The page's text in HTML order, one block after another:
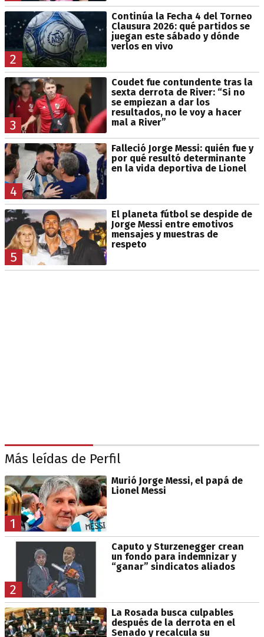
2
Continúa la Fecha 4 del Torneo
Clausura 2026: qué partidos se
juegan este sábado y dónde
verlos en vivo
3
Coudet fue contundente tras la
sexta derrota de River: “Si no
se empiezan a dar los
resultados, no le voy a hacer
mal a River”
4
Falleció Jorge Messi: quién fue y
por qué resultó determinante
en la vida deportiva de Lionel
5
El planeta fútbol se despide de
Jorge Messi entre emotivos
mensajes y muestras de
respeto
Más leídas de Perfil
1
Murió Jorge Messi, el papá de
Lionel Messi
2
Caputo y Sturzenegger crean
un fondo para indemnizar y
“ganar” sindicatos aliados
La Rosada busca culpables
después de la derrota en el
Senado y recalcula su